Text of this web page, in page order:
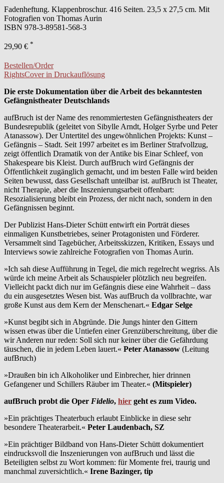
Fadenheftung. Klappenbroschur. 416 Seiten. 23,5 x 27,5 cm. Mit
Fotografien von Thomas Aurin
ISBN 978-3-89581-568-3
29,90 € *
Bestellen/Order
RightsCover in Druckauflösung
Die erste Dokumentation über die Arbeit des bekanntesten
Gefängnistheater Deutschlands
aufBruch ist der Name des renommiertesten Gefängnistheaters der
Bundesrepublik (geleitet von Sibylle Arndt, Holger Syrbe und Peter
Atanassow). Der Untertitel des ungewöhnlichen Projekts: Kunst –
Gefängnis – Stadt. Seit 1997 arbeitet es im Berliner Strafvollzug,
zeigt öffentlich Dramatik von der Antike bis Einar Schleef, von
Shakespeare bis Kleist. Durch aufBruch wird Gefängnis der
Öffentlichkeit zugänglich gemacht, und im besten Falle wird beiden
Seiten bewusst, dass Gesellschaft unteilbar ist. aufBruch ist Theater,
nicht Therapie, aber die Inszenierungsarbeit offenbart:
Resozialisierung bleibt ein Prozess, der nicht nach, sondern in den
Gefängnissen beginnt.
Der Publizist Hans-Dieter Schütt entwirft ein Porträt dieses
einmaligen Kunstbetriebes, seiner Protagonisten und Förderer.
Versammelt sind Tagebücher, Arbeitsskizzen, Kritiken, Essays und
Interviews sowie zahlreiche Fotografien von Thomas Aurin.
»Ich sah diese Aufführung in Tegel, die mich regelrecht wegriss. Als
würde ich meine Arbeit als Schauspieler plötzlich neu begreifen.
Vielleicht packt dich nur im Gefängnis diese eine Wahrheit – dass
du ein ausgesetztes Wesen bist. Was aufBruch da vollbrachte, war
große Kunst aus dem Kern der Menschenart.« Edgar Selge
»Kunst begibt sich in Abgründe. Die Jungs hinter den Gittern
wissen etwas über die Untiefen einer Grenzüberschreitung, über die
wir Anderen nur reden: Soll sich nur keiner über die Gefährdung
täuschen, die in jedem Leben lauert.« Peter Atanassow (Leitung
aufBruch)
»Draußen bin ich Alkoholiker und Einbrecher, hier drinnen
Gefangener und Schillers Räuber im Theater.« (Mitspieler)
aufBruch probt die Oper Fidelio, hier geht es zum Video.
»Ein prächtiges Theaterbuch erlaubt Einblicke in diese sehr
besondere Theaterarbeit.« Peter Laudenbach, SZ
»Ein prächtiger Bildband von Hans-Dieter Schütt dokumentiert
eindrucksvoll die Inszenierungen von aufBruch und lässt die
Beteiligten selbst zu Wort kommen: für Momente frei, traurig und
manchmal zuversichtlich.« Irene Bazinger, tip